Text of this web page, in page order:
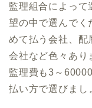
監理組合によって
望の中で選んでく
めて払う会社、配
会社など色々あり
監理費も3～
払い方で選びまし